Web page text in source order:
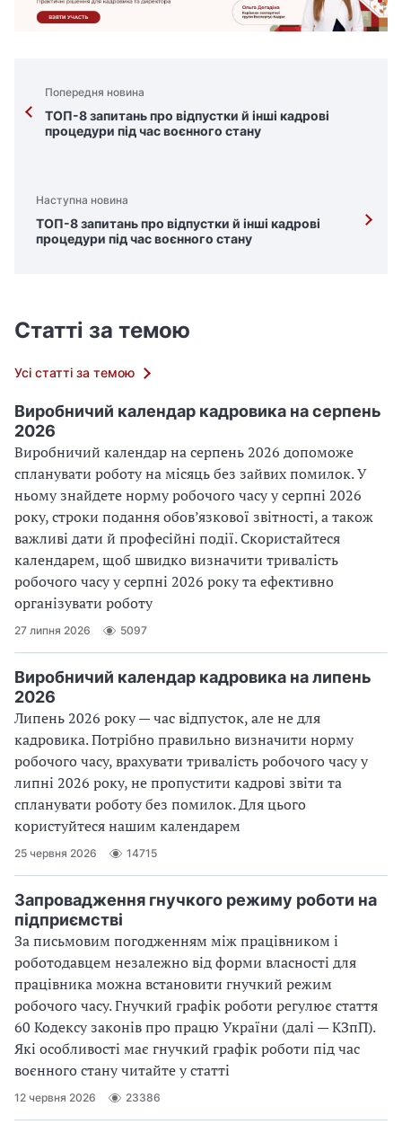
Попередня новина
ТОП-8 запитань про відпустки й інші кадрові
процедури під час воєнного стану
Наступна новина
ТОП-8 запитань про відпустки й інші кадрові
процедури під час воєнного стану
Статті за темою
Усі статті за темою
Виробничий календар кадровика на серпень
2026
Виробничий календар на серпень 2026 допоможе
спланувати роботу на місяць без зайвих помилок. У
ньому знайдете норму робочого часу у серпні 2026
року, строки подання обов’язкової звітності, а також
важливі дати й професійні події. Скористайтеся
календарем, щоб швидко визначити тривалість
робочого часу у серпні 2026 року та ефективно
організувати роботу
27 липня 2026 5097
Виробничий календар кадровика на липень
2026
Липень 2026 року — час відпусток, але не для
кадровика. Потрібно правильно визначити норму
робочого часу, врахувати тривалість робочого часу у
липні 2026 року, не пропустити кадрові звіти та
спланувати роботу без помилок. Для цього
користуйтеся нашим календарем
25 червня 2026 14715
Запровадження гнучкого режиму роботи на
підприємстві
За письмовим погодженням між працівником і
роботодавцем незалежно від форми власності для
працівника можна встановити гнучкий режим
робочого часу. Гнучкий графік роботи регулює стаття
60 Кодексу законів про працю України (далі — КЗпП).
Які особливості має гнучкий графік роботи під час
воєнного стану читайте у статті
12 червня 2026 23386